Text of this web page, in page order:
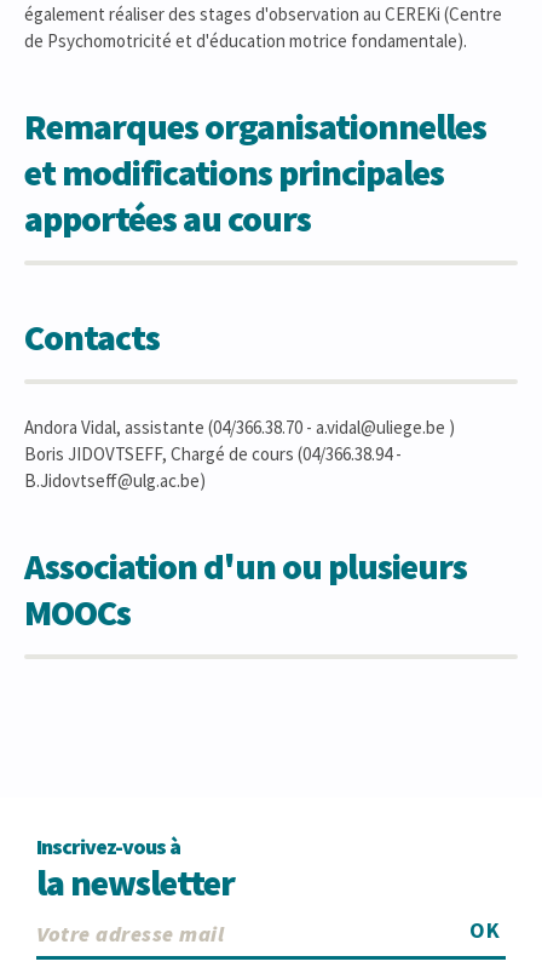
également réaliser des stages d'observation au CEREKi (Centre
de Psychomotricité et d'éducation motrice fondamentale).
Remarques organisationnelles
et modifications principales
apportées au cours
Contacts
Andora Vidal, assistante (04/366.38.70 - a.vidal@uliege.be )
Boris JIDOVTSEFF, Chargé de cours (04/366.38.94 -
B.Jidovtseff@ulg.ac.be)
Association d'un ou plusieurs
MOOCs
Inscrivez-vous à
la newsletter
OK